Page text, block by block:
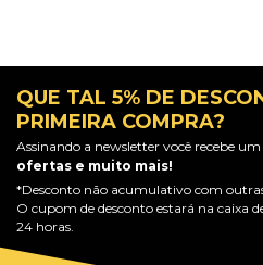
QUE TAL 5% DE
PRIMEIRA COMPRA?
Assinando a newsletter você recebe um
ofertas e muito mais!
*Desconto não acumulativo com
O cupom de desconto estará na caixa
24 horas.